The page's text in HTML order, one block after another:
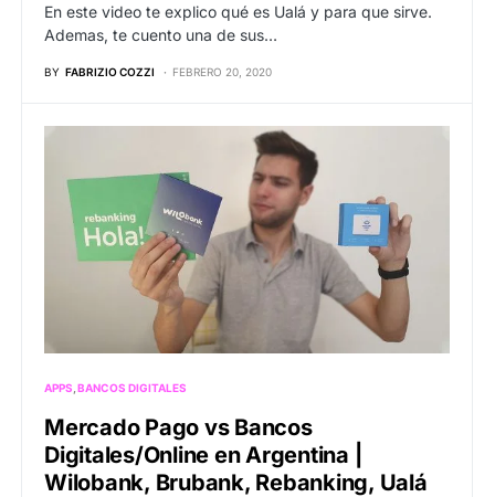
En este video te explico qué es Ualá y para que sirve.
Ademas, te cuento una de sus…
BY FABRIZIO COZZI FEBRERO 20, 2020
APPS BANCOS DIGITALES
Mercado Pago vs Bancos
Digitales/Online en Argentina |
Wilobank, Brubank, Rebanking, Ualá